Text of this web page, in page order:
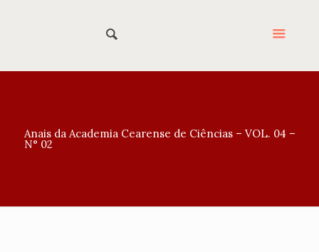
Anais da Academia Cearense de Ciências – VOL. 04 –
N° 02